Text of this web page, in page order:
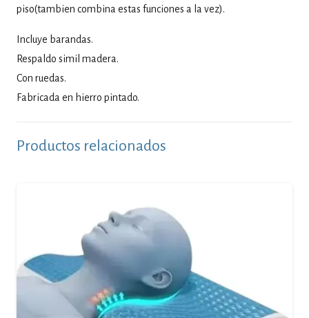
piso(tambien combina estas funciones a la vez).
Incluye barandas.
Respaldo simil madera.
Con ruedas.
Fabricada en hierro pintado.
Productos relacionados